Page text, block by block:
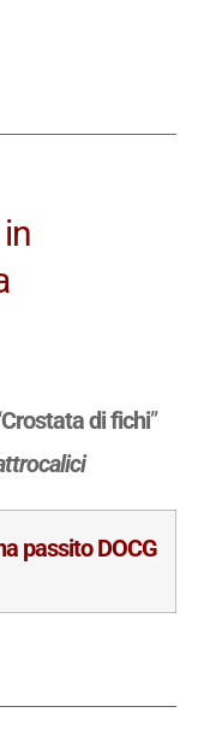
Crostata di fichi”
passito DOCG